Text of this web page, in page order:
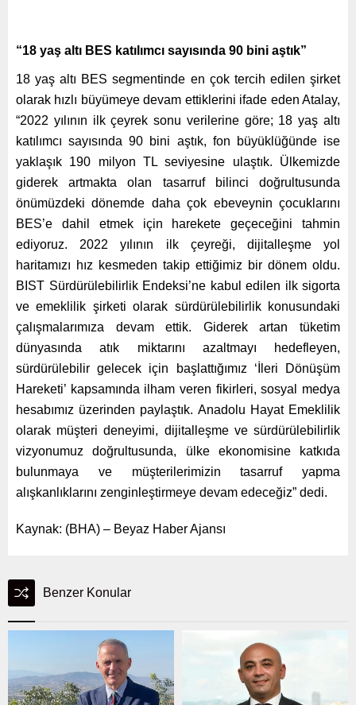
“18 yaş altı BES katılımcı sayısında 90 bini aştık”
18 yaş altı BES segmentinde en çok tercih edilen şirket
olarak hızlı büyümeye devam ettiklerini ifade eden Atalay,
“2022 yılının ilk çeyrek sonu verilerine göre; 18 yaş altı
katılımcı sayısında 90 bini aştık, fon büyüklüğünde ise
yaklaşık 190 milyon TL seviyesine ulaştık. Ülkemizde
giderek artmakta olan tasarruf bilinci doğrultusunda
önümüzdeki dönemde daha çok ebeveynin çocuklarını
BES’e dahil etmek için harekete geçeceğini tahmin
ediyoruz. 2022 yılının ilk çeyreği, dijitalleşme yol
haritamızı hız kesmeden takip ettiğimiz bir dönem oldu.
BIST Sürdürülebilirlik Endeksi’ne kabul edilen ilk sigorta
ve emeklilik şirketi olarak sürdürülebilirlik konusundaki
çalışmalarımıza devam ettik. Giderek artan tüketim
dünyasında atık miktarını azaltmayı hedefleyen,
sürdürülebilir gelecek için başlattığımız ‘İleri Dönüşüm
Hareketi’ kapsamında ilham veren fikirleri, sosyal medya
hesabımız üzerinden paylaştık. Anadolu Hayat Emeklilik
olarak müşteri deneyimi, dijitalleşme ve sürdürülebilirlik
vizyonumuz doğrultusunda, ülke ekonomisine katkıda
bulunmaya ve müşterilerimizin tasarruf yapma
alışkanlıklarını zenginleştirmeye devam edeceğiz” dedi.
Kaynak: (BHA) – Beyaz Haber Ajansı
Benzer Konular